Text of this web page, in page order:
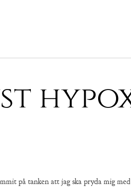
på tanken att jag ska pryda mig